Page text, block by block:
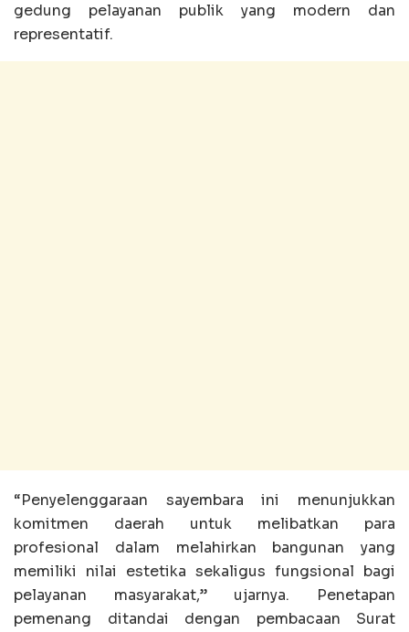
gedung pelayanan publik yang modern dan
representatif.
“Penyelenggaraan sayembara ini menunjukkan
komitmen daerah untuk melibatkan para
profesional dalam melahirkan bangunan yang
memiliki nilai estetika sekaligus fungsional bagi
pelayanan masyarakat,” ujarnya. Penetapan
pemenang ditandai dengan pembacaan Surat